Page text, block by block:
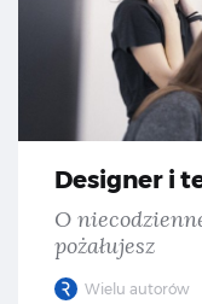
Designer i
O
pożałujesz
Wielu autorów